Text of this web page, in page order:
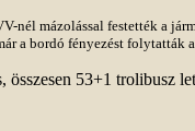
mázolással festették a
a bordó fényezést folytatták
összesen 53+1 trolibusz